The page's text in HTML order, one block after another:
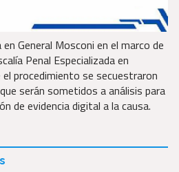
General Mosconi en el marco de
Penal Especializada en
el procedimiento se secuestraron
serán sometidos a análisis para
de evidencia digital a la causa.